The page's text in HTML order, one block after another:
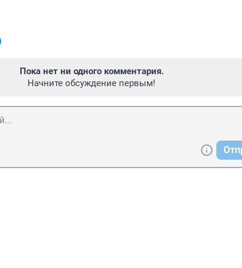
Пока нет ни одного комментария.
Начните обсуждение первым!